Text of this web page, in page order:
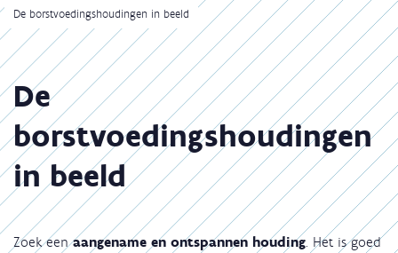
op
zoek?
Kruimelpad
De borstvoedingshoudingen in beeld
De
borstvoedingshoudingen
in beeld
Zoek eenaangename en ontspannen houding . Het is goed